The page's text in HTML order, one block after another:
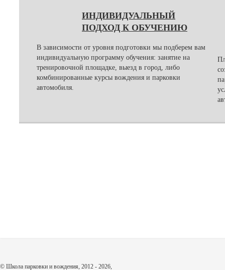
ИНДИВИДУАЛЬНЫЙ
ПОДХОД К ОБУЧЕНИЮ
В зависимости от уровня подготовки мы подберем вам
индивидуальную программу обучения: занятие на
тренировочной площадке, выезд в город, либо
комбинированные курсы вождения и парковки
автомобиля.
© Школа парковки и вождения, 2012 - 2026,